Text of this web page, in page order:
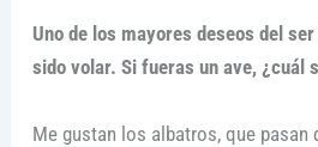
Uno de los mayores deseos del
sido volar. Si fueras un ave, ¿cuál
Me gustan los albatros, que pasan